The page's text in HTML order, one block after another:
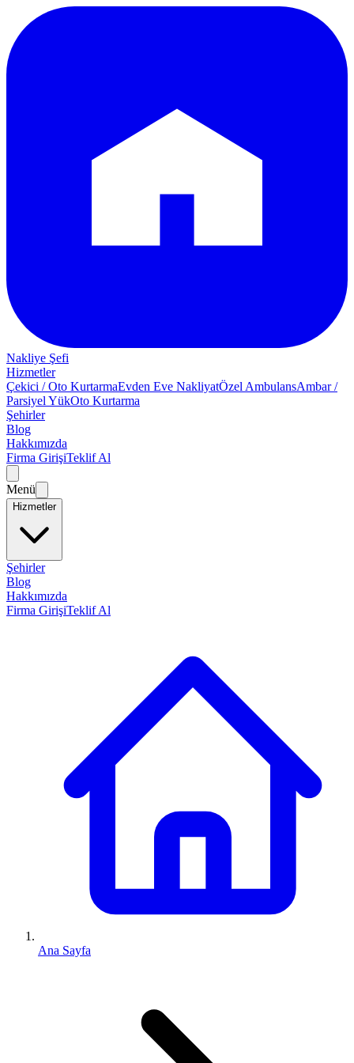
Nakliye Şefi
Hizmetler
Çekici / Oto KurtarmaEvden Eve NakliyatÖzel AmbulansAmbar /
Parsiyel YükOto Kurtarma
Şehirler
Blog
Hakkımızda
Firma GirişiTeklif Al
Menü
Hizmetler
Şehirler
Blog
Hakkımızda
Firma GirişiTeklif Al
Ana Sayfa